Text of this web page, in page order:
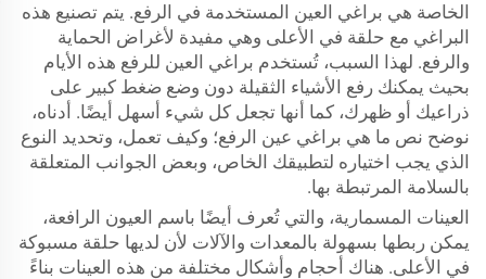
الخاصة هي براغي العين المستخدمة في الرفع. يتم تصنيع هذه
البراغي مع حلقة في الأعلى وهي مفيدة لأغراض الحماية
والرفع. لهذا السبب، تُستخدم براغي العين للرفع هذه الأيام
بحيث يمكنك رفع الأشياء الثقيلة دون وضع ضغط كبير على
ذراعيك أو ظهرك، كما أنها تجعل كل شيء أسهل أيضًا. أدناه،
نوضح نص ما هي براغي عين الرفع؛ وكيف تعمل، وتحديد النوع
الذي يجب اختياره لتطبيقك الخاص، وبعض الجوانب المتعلقة
بالسلامة المرتبطة بها.
العينات المسمارية، والتي تُعرف أيضًا باسم العيون الرافعة،
يمكن ربطها بسهولة بالمعدات والآلات لأن لديها حلقة مسبوكة
في الأعلى. هناك أحجام وأشكال مختلفة من هذه العينات بناءً